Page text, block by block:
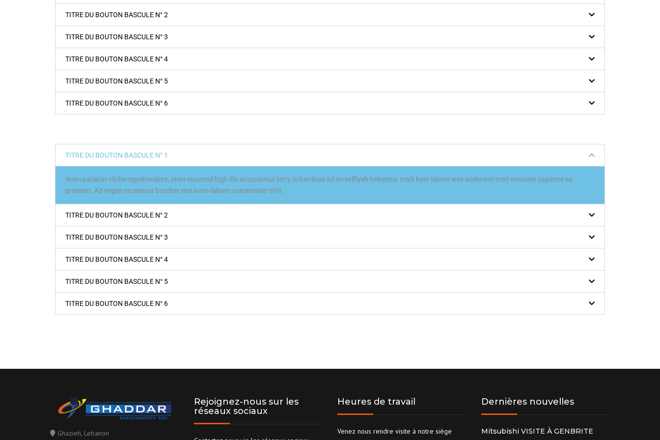
TITRE DU BOUTON BASCULE N° 2
TITRE DU BOUTON BASCULE N° 3
TITRE DU BOUTON BASCULE N° 4
TITRE DU BOUTON BASCULE N° 5
TITRE DU BOUTON BASCULE N° 6
TITRE DU BOUTON BASCULE N° 1
Anim pariatur cliche reprehenderit, enim eiusmod high life accusamus terry richardson ad im keffiyeh helvetica, craft beer labore wes anderson cred nesciunt sapiente ea
proident. Ad vegan excepteur butcher vice lomo labore sustainable VHS.
TITRE DU BOUTON BASCULE N° 2
TITRE DU BOUTON BASCULE N° 3
TITRE DU BOUTON BASCULE N° 4
TITRE DU BOUTON BASCULE N° 5
TITRE DU BOUTON BASCULE N° 6
Ghazieh, Lebanon
Rejoignez-nous sur les
réseaux sociaux
Heures de travail
Venez nous rendre visite à notre siège
Dernières nouvelles
Mitsubishi VISITE À GENBRITE